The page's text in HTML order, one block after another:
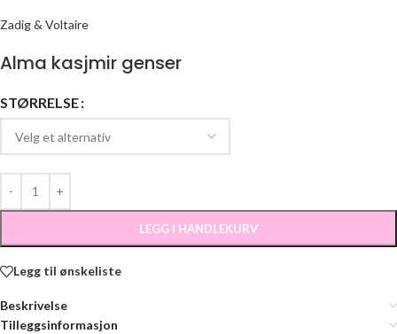
Zadig & Voltaire
Alma kasjmir genser
STØRRELSE
LEGG I HANDLEKURV
Legg til ønskeliste
Beskrivelse
Tilleggsinformasjon